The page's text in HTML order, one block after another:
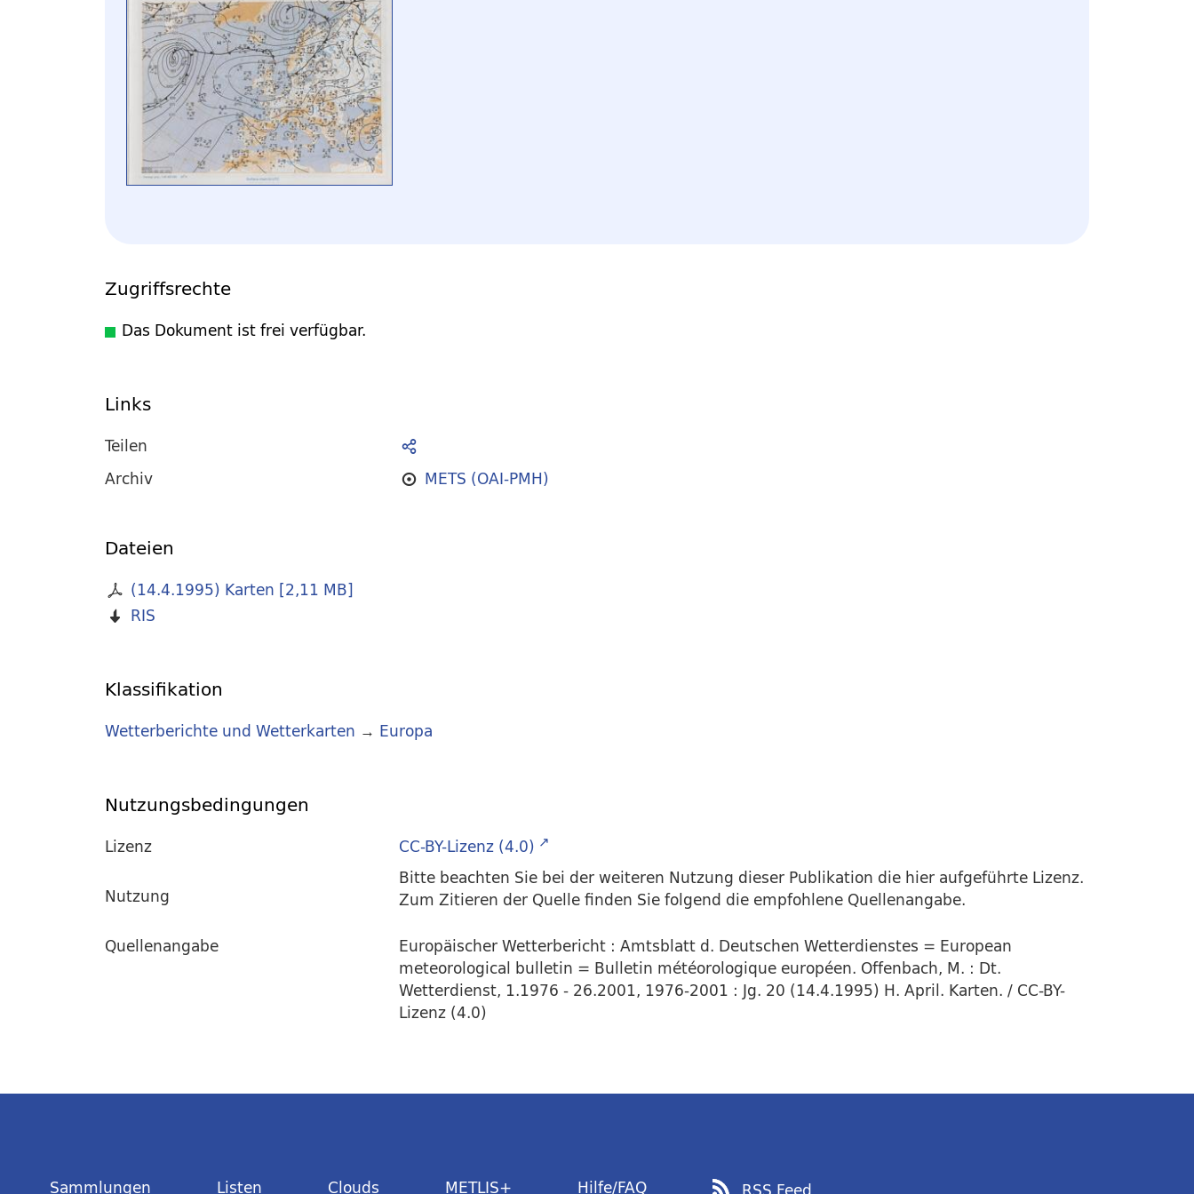
Zugriffsrechte
Das Dokument ist frei verfügbar.
Links
Teilen
Archiv
METS (OAI-PMH)
Dateien
(14.4.1995) Karten [2,11 MB]
RIS
Klassifikation
Wetterberichte und Wetterkarten → Europa
Nutzungsbedingungen
Lizenz
CC-BY-Lizenz (4.0)
Nutzung
Bitte beachten Sie bei der weiteren Nutzung dieser Publikation die hier aufgeführte Lizenz.
Zum Zitieren der Quelle finden Sie folgend die empfohlene Quellenangabe.
Quellenangabe
Europäischer Wetterbericht : Amtsblatt d. Deutschen Wetterdienstes = European
meteorological bulletin = Bulletin météorologique européen. Offenbach, M. : Dt.
Wetterdienst, 1.1976 - 26.2001, 1976-2001 : Jg. 20 (14.4.1995) H. April. Karten. / CC-BY-
Lizenz (4.0)
Sammlungen Listen Clouds METLIS+ Hilfe/FAQ